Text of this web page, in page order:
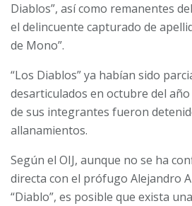
Diablos”, así como remanentes
el delincuente capturado de
de Mono”.
“Los Diablos” ya habían sido
desarticulados en octubre del
de sus integrantes fueron
allanamientos.
Según el OIJ, aunque no se ha
directa con el prófugo Alejandro
“Diablo”, es posible que exista